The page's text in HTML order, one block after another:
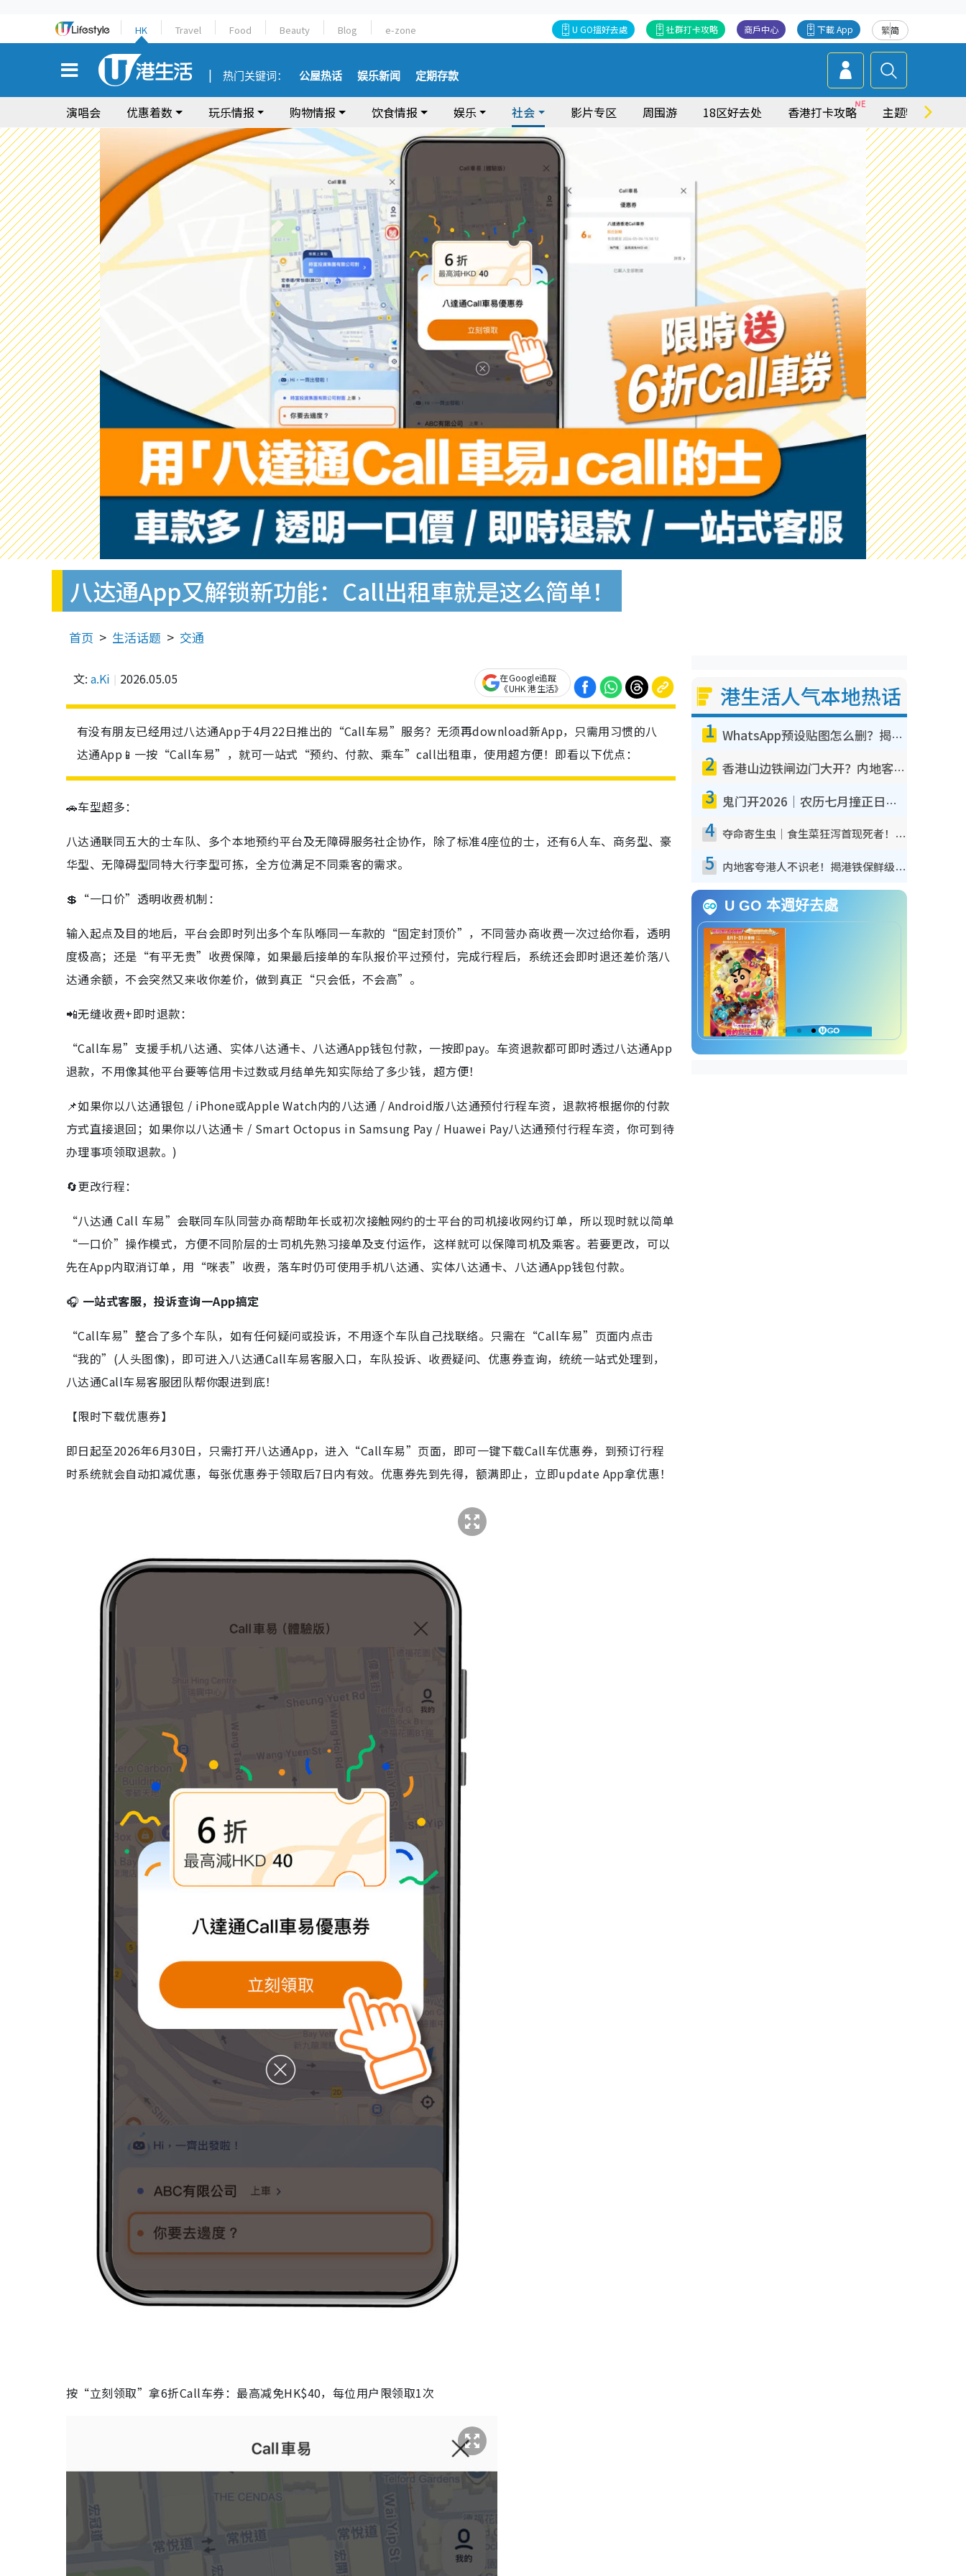
HK Travel Food Beauty Blog e-zone 繁简
下載 App
商戶中心
社群打卡攻略
U GO搵好去處
热门关键词： 公屋热话 娱乐新闻 定期存款
演唱会 优惠着数 玩乐情报 购物情报 饮食情报 娱乐 社会 影片专区 周围游 18区好去处 香港打卡攻略 主题特集
八达通App又解锁新功能：Call出租車就是这么简单！
首页 生活话题 交通
文: a.Ki 2026.05.05
在Google追蹤
《UHK 港生活》
有没有朋友已经用过八达通App于4月22日推出的“Call车易”服务？无须再download新App，只需用习惯的八
达通App📱一按“Call车易”，就可一站式“预约、付款、乘车”call出租車，使用超方便！即看以下优点：
🚗车型超多：
八达通联同五大的士车队、多个本地预约平台及无障碍服务社企协作，除了标准4座位的士，还有6人车、商务型、豪
华型、无障碍型同特大行李型可拣，全方位满足不同乘客的需求。
💲“一口价”透明收费机制：
输入起点及目的地后，平台会即时列出多个车队喺同一车款的“固定封顶价”，不同营办商收费一次过给你看，透明
度极高；还是“有平无贵”收费保障，如果最后接单的车队报价平过预付，完成行程后，系统还会即时退还差价落八
达通余额，不会突然又来收你差价，做到真正“只会低，不会高”。
📲无缝收费+即时退款：
“Call车易”支援手机八达通、实体八达通卡、八达通App钱包付款，一按即pay。车资退款都可即时透过八达通App
退款，不用像其他平台要等信用卡过数或月结单先知实际给了多少钱，超方便！
📌如果你以八达通银包 / iPhone或Apple Watch内的八达通 / Android版八达通预付行程车资，退款将根据你的付款
方式直接退回；如果你以八达通卡 / Smart Octopus in Samsung Pay / Huawei Pay八达通预付行程车资，你可到待
办理事项领取退款。)
🔄更改行程：
“八达通 Call 车易”会联同车队同营办商帮助年长或初次接触网约的士平台的司机接收网约订单，所以现时就以简单
“一口价”操作模式，方便不同阶层的士司机先熟习接单及支付运作，这样就可以保障司机及乘客。若要更改，可以
先在App内取消订单，用“咪表”收费，落车时仍可使用手机八达通、实体八达通卡、八达通App钱包付款。
🎧 一站式客服，投诉查询一App搞定
“Call车易”整合了多个车队，如有任何疑问或投诉，不用逐个车队自己找联络。只需在“Call车易”页面内点击
“我的”(人头图像)，即可进入八达通Call车易客服入口，车队投诉、收费疑问、优惠券查询，统统一站式处理到，
八达通Call车易客服团队帮你跟进到底！
【限时下载优惠券】
即日起至2026年6月30日，只需打开八达通App，进入“Call车易”页面，即可一键下载Call车优惠券，到预订行程
时系统就会自动扣减优惠，每张优惠券于领取后7日内有效。优惠券先到先得，额满即止，立即update App拿优惠！
按“立刻领取”拿6折Call车券：最高减免HK$40，每位用户限领取1次
港生活人气本地热话
1 WhatsApp预设贴图怎么删？揭秘1招“反向操作”还原简洁界面 附3步实测教程
2 香港山边铁闸边门大开？内地客困惑意义何在！网友神回复：这种叫法理性防御
3 鬼门开2026｜农历七月撞正日全食特别邪？专家警告切忌做一事！揭4大禁忌+2招保平安
4 夺命寄生虫｜食生菜狂泻首现死者！疫潮恶化录1.8万宗病例 揭洗菜3大谬误
5 内地客夸港人不识老！揭港铁保鲜级冷气 港人求放过：别投诉
U GO 本週好去處